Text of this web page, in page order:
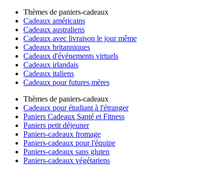
Thèmes de paniers-cadeaux
Cadeaux américains
Cadeaux australiens
Cadeaux avec livraison le jour même
Cadeaux britanniques
Cadeaux d'événements virtuels
Cadeaux irlandais
Cadeaux italiens
Cadeaux pour futures mères
Thèmes de paniers-cadeaux
Cadeaux pour étudiant à l'étranger
Paniers Cadeaux Santé et Fitness
Paniers petit déjeuner
Paniers-cadeaux fromage
Paniers-cadeaux pour l'équipe
Paniers-cadeaux sans gluten
Paniers-cadeaux végétariens